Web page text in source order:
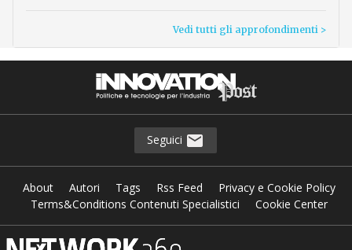
Vedi tutti gli approfondimenti >
Seguici
About Autori Tags Rss Feed
Privacy e Cookie Policy
Terms&Conditions Contenuti Specialistici
Cookie Center